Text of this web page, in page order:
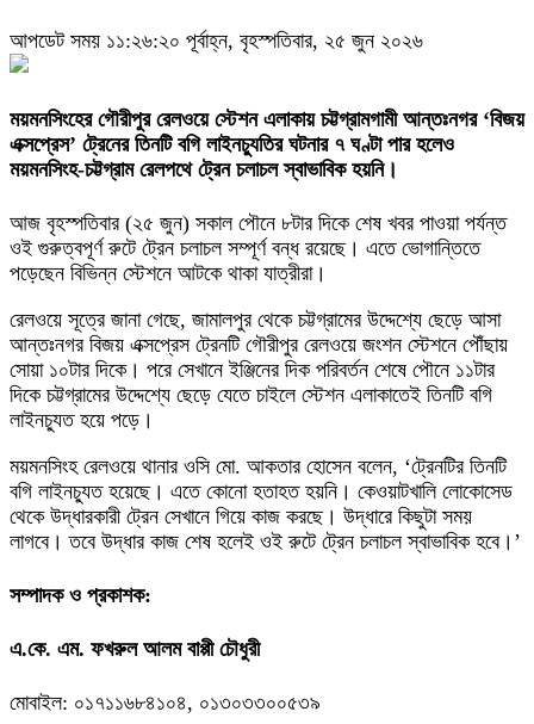
আপডেট সময় ১১:২৬:২০ পূর্বাহ্ন, বৃহস্পতিবার, ২৫ জুন ২০২৬
ময়মনসিংহের গৌরীপুর রেলওয়ে স্টেশন এলাকায় চট্টগ্রামগামী আন্তঃনগর ‘বিজয়
এক্সপ্রেস’ ট্রেনের তিনটি বগি লাইনচ্যুতির ঘটনার ৭ ঘণ্টা পার হলেও
ময়মনসিংহ-চট্টগ্রাম রেলপথে ট্রেন চলাচল স্বাভাবিক হয়নি।
আজ বৃহস্পতিবার (২৫ জুন) সকাল পৌনে ৮টার দিকে শেষ খবর পাওয়া পর্যন্ত
ওই গুরুত্বপূর্ণ রুটে ট্রেন চলাচল সম্পূর্ণ বন্ধ রয়েছে। এতে ভোগান্তিতে
পড়েছেন বিভিন্ন স্টেশনে আটকে থাকা যাত্রীরা।
রেলওয়ে সূত্রে জানা গেছে, জামালপুর থেকে চট্টগ্রামের উদ্দেশ্যে ছেড়ে আসা
আন্তঃনগর বিজয় এক্সপ্রেস ট্রেনটি গৌরীপুর রেলওয়ে জংশন স্টেশনে পৌঁছায়
সোয়া ১০টার দিকে। পরে সেখানে ইঞ্জিনের দিক পরিবর্তন শেষে পৌনে ১১টার
দিকে চট্টগ্রামের উদ্দেশ্যে ছেড়ে যেতে চাইলে স্টেশন এলাকাতেই তিনটি বগি
লাইনচ্যুত হয়ে পড়ে।
ময়মনসিংহ রেলওয়ে থানার ওসি মো. আকতার হোসেন বলেন, ‘ট্রেনটির তিনটি
বগি লাইনচ্যুত হয়েছে। এতে কোনো হতাহত হয়নি। কেওয়াটখালি লোকোসেড
থেকে উদ্ধারকারী ট্রেন সেখানে গিয়ে কাজ করছে। উদ্ধারে কিছুটা সময়
লাগবে। তবে উদ্ধার কাজ শেষ হলেই ওই রুটে ট্রেন চলাচল স্বাভাবিক হবে।’
সম্পাদক ও প্রকাশক:
এ.কে. এম. ফখরুল আলম বাপ্পী চৌধুরী
মোবাইল: ০১৭১১৬৮৪১০৪, ০১৩০৩৩০০৫৩৯